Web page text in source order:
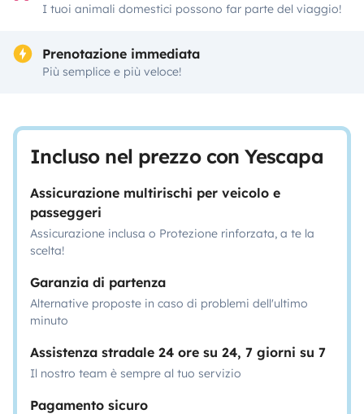
I tuoi animali domestici possono far parte del viaggio!
Prenotazione immediata
Più semplice e più veloce!
Incluso nel prezzo con Yescapa
Assicurazione multirischi per veicolo e
passeggeri
Assicurazione inclusa o Protezione rinforzata, a te la
scelta!
Garanzia di partenza
Alternative proposte in caso di problemi dell'ultimo
minuto
Assistenza stradale 24 ore su 24, 7 giorni su 7
Il nostro team è sempre al tuo servizio
Pagamento sicuro